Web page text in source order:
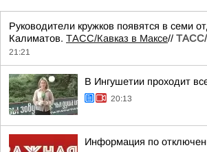
Руководители кружков появятся в семи
Калиматов. ТАСС/Кавказ в Максе// ТАСС/
21:21
В Ингушетии проходит
20:13
Информация по